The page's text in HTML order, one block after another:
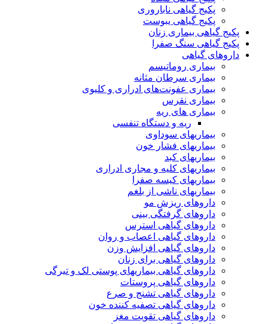
پکیج گیاهی ناباروری
پکیج گیاهی یبوست
پکیج گیاهی بیماری زنان
پکیج گیاهی سنگ صفرا
داروهای گیاهی
بیماری روماتیسم
بیماری سرطان مثانه
بیماری عفونت‌های ادراری و کلیوی
بیماری نقرس
بیماری های ریه
ریه و دستگاه تنفسی
بیماریهای سوداوی
بیماریهای فشار خون
بیماریهای کبد
بیماریهای کلیه و مجاری ادراری
بیماریهای کیسه صفرا
بیماریهای ناشی از بلغم
داروهای ریزش مو
داروهای گرفتگی بینی
داروهای گیاهی استرس
داروهای گیاهی اعصاب و روان
داروهای گیاهی افزایش وزن
داروهای گیاهی برای زنان
داروهای گیاهی بیماریهای پوستی لک و تیرگی
داروهای گیاهی پروستات
داروهای گیاهی تشنج و صرع
داروهای گیاهی تصفیه کننده خون
داروهای گیاهی تقویت مغز